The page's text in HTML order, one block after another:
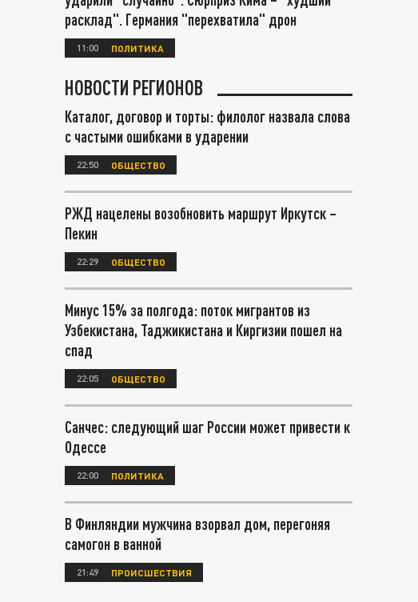
расклад". Германия "перехватила" дрон
11:00 ПОЛИТИКА
НОВОСТИ РЕГИОНОВ
Каталог, договор и торты: филолог назвала слова
с частыми ошибками в ударении
22:50 ОБЩЕСТВО
РЖД нацелены возобновить маршрут Иркутск –
Пекин
22:29 ОБЩЕСТВО
Минус 15% за полгода: поток мигрантов из
Узбекистана, Таджикистана и Киргизии пошел на
спад
22:05 ОБЩЕСТВО
Санчес: следующий шаг России может привести к
Одессе
22:00 ПОЛИТИКА
В Финляндии мужчина взорвал дом, перегоняя
самогон в ванной
21:49 ПРОИСШЕСТВИЯ